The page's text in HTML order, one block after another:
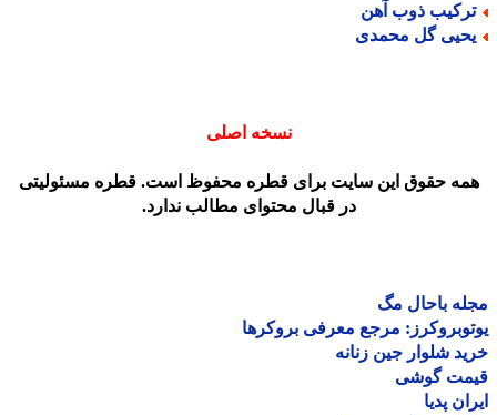
ذوب آهن
گل محمدی
نسخه اصلی
حقوق این سایت برای قطره محفوظ است. قطره مسئولیتی
در قبال محتوای مطالب ندارد.
باحال مگ
مرجع معرفی بروکرها
شلوار جین زنانه
گوشی
پدیا